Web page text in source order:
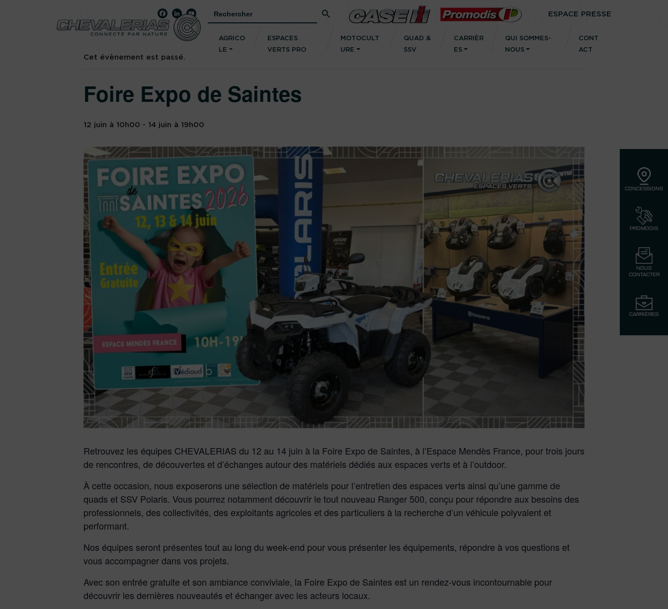
CONCESSIONS
PROMODIS
NOUS
CONTACTER
CARRIÈRES
for:
ESPACE PRESSE
AGRICO
LE
ESPACES
VERTS PRO
MOTOCULT
URE
QUAD &
SSV
CARRIÈR
ES
QUI SOMMES-
NOUS
CONT
ACT
« Tous les Évènements
Cet évènement est passé.
Foire Expo de Saintes
12 juin à 10h00 - 14 juin à 19h00
Retrouvez les équipes CHEVALERIAS du 12 au 14 juin à la Foire Expo de Saintes, à l’Espace Mendès France, pour trois jours
de rencontres, de découvertes et d’échanges autour des matériels dédiés aux espaces verts et à l’outdoor.
À cette occasion, nous exposerons une sélection de matériels pour l’entretien des espaces verts ainsi qu’une gamme de
quads et SSV Polaris. Vous pourrez notamment découvrir le tout nouveau Ranger 500, conçu pour répondre aux besoins des
professionnels, des collectivités, des exploitants agricoles et des particuliers à la recherche d’un véhicule polyvalent et
performant.
Nos équipes seront présentes tout au long du week-end pour vous présenter les équipements, répondre à vos questions et
vous accompagner dans vos projets.
Avec son entrée gratuite et son ambiance conviviale, la Foire Expo de Saintes est un rendez-vous incontournable pour
découvrir les dernières nouveautés et échanger avec les acteurs locaux.